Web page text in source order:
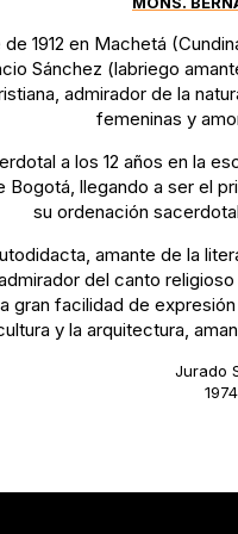
1912 en Machetá
Sánchez (labriego
admirador de la
femeninas y
a los 12 años en la
Bogotá, llegando a ser el
su ordenación
amante de la
del canto
gran facilidad de
y la arquitectura,
Jurado